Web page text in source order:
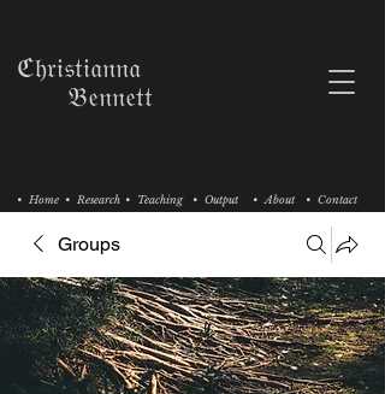
• Research • Teaching
• Home • Output • About • Contact
ℭ𝔥𝔯𝔦𝔰𝔱𝔦𝔞𝔫𝔫𝔞
𝔅𝔢𝔫𝔫𝔢𝔱𝔱
Groups